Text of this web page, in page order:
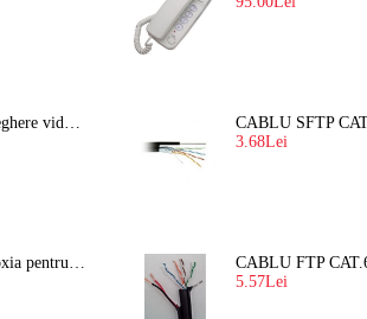
Camera de supraveghere video IP PT 4MP cu lumina alba 30M si lentila fixa Hikvision DS-2DE2C400SCG-E F1
Card microSD Kioxia pentru CCTV cu capacitate memorie 128GB Ultra HD 4K LMEX2L128GG2
3.68Lei
5.57Lei